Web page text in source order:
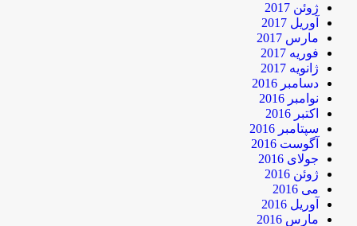
ژوئن 2017
آوریل 2017
مارس 2017
فوریه 2017
ژانویه 2017
دسامبر 2016
نوامبر 2016
اکتبر 2016
سپتامبر 2016
آگوست 2016
جولای 2016
ژوئن 2016
می 2016
آوریل 2016
مارس 2016